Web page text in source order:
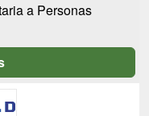
a Personas